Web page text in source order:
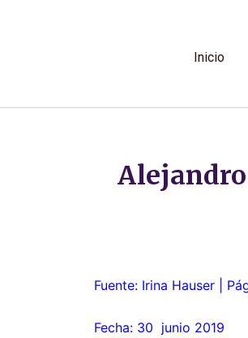
Inicio
Fuente: Irina Hauser |
Fecha: 30 junio 2019